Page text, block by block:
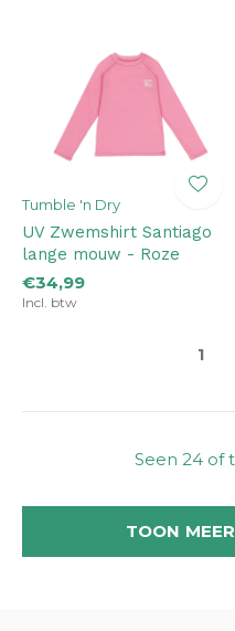
Tumble 'n Dry
UV Zwemshirt Santiago
lange mouw - Roze
€34,99
Incl. btw
1
Seen 24 of
TOON